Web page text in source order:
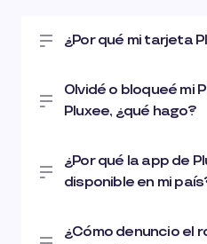
¿Por qué mi tarjeta
Olvidé o bloqueé mi
Pluxee, ¿qué hago?
¿Por qué la app de
disponible en mi
¿Cómo denuncio el